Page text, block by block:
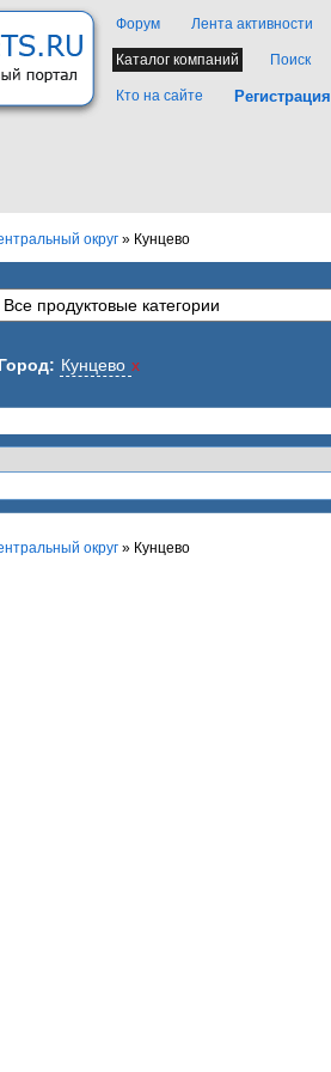
Форум Лента активности
Каталог компаний Поиск
Кто на сайте Регистрация
округ » Кунцево
Город: Кунцево x
округ » Кунцево